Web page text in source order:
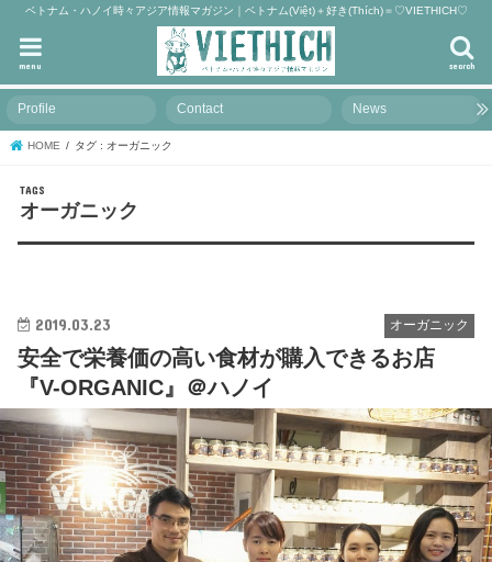
ベトナム・ハノイ時々アジア情報マガジン｜ベトナム(Việt)＋好き(Thích)＝♡VIETHICH♡
search
menu
Profile Contact News
HOME タグ : オーガニック
オーガニック
2019.03.23 オーガニック
安全で栄養価の高い食材が購入できるお店
『V-ORGANIC』＠ハノイ